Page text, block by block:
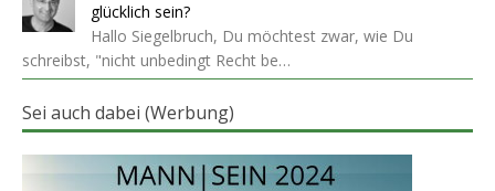
glücklich sein?
Hallo Siegelbruch, Du möchtest zwar, wie Du
schreibst, "nicht unbedingt Recht be…
Sei auch dabei (Werbung)